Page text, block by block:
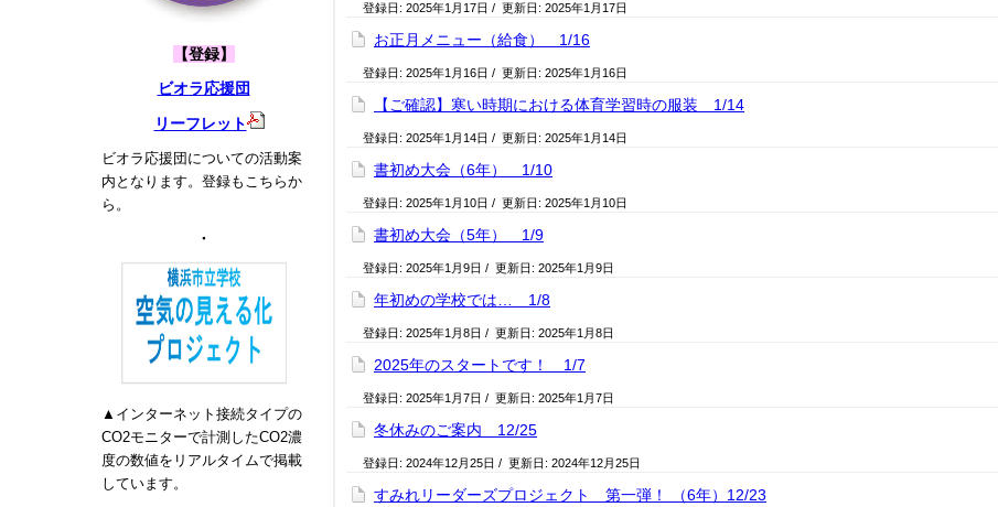
【登録】
ビオラ応援団
リーフレット
ビオラ応援団についての活動案
内となります。登録もこちらか
ら。
・
▲インターネット接続タイプの
CO2モニターで計測したCO2濃
度の数値をリアルタイムで掲載
しています。
登録日: 2025年1月17日 / 更新日: 2025年1月17日
お正月メニュー（給食） 1/16
登録日: 2025年1月16日 / 更新日: 2025年1月16日
【ご確認】寒い時期における体育学習時の服装 1/14
登録日: 2025年1月14日 / 更新日: 2025年1月14日
書初め大会（6年） 1/10
登録日: 2025年1月10日 / 更新日: 2025年1月10日
書初め大会（5年） 1/9
登録日: 2025年1月9日 / 更新日: 2025年1月9日
年初めの学校では… 1/8
登録日: 2025年1月8日 / 更新日: 2025年1月8日
2025年のスタートです！ 1/7
登録日: 2025年1月7日 / 更新日: 2025年1月7日
冬休みのご案内 12/25
登録日: 2024年12月25日 / 更新日: 2024年12月25日
すみれリーダーズプロジェクト 第一弾！ （6年）12/23